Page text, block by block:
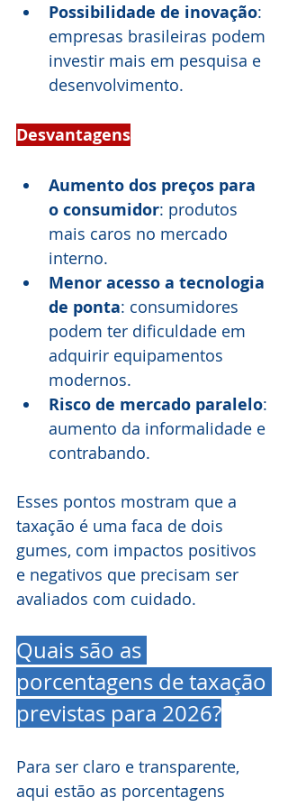
Possibilidade de inovação:
empresas brasileiras podem
investir mais em pesquisa e
desenvolvimento.
Desvantagens
Aumento dos preços para
o consumidor: produtos
mais caros no mercado
interno.
Menor acesso a tecnologia
de ponta: consumidores
podem ter dificuldade em
adquirir equipamentos
modernos.
Risco de mercado paralelo:
aumento da informalidade e
contrabando.
Esses pontos mostram que a
taxação é uma faca de dois
gumes, com impactos positivos
e negativos que precisam ser
avaliados com cuidado.
Quais são as
porcentagens de taxação
previstas para 2026?
Para ser claro e transparente,
aqui estão as porcentagens